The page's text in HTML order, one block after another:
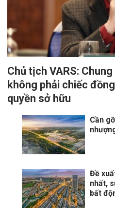
Chủ tịch VARS:
không phải chiếc
quyền sở hữu
Cần
Đề
nhất,
bất